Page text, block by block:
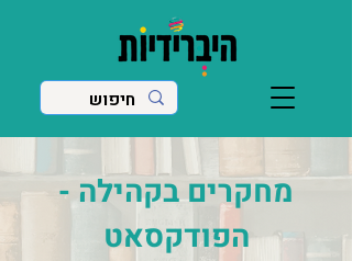
מחקרים בקהילה -
הפודקסאט